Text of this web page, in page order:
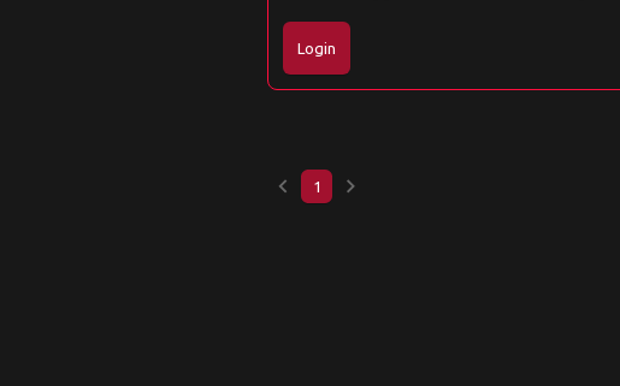
Login
keyboard_arrow_left 1 keyboard_arrow_right